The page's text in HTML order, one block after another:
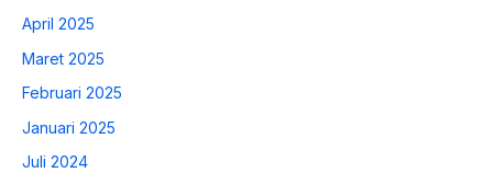
April 2025
Maret 2025
Februari 2025
Januari 2025
Juli 2024